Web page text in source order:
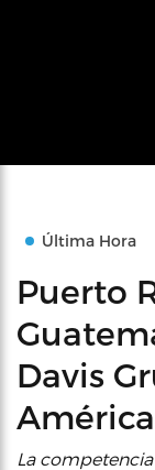
Última Hora
Puerto
Davis
La